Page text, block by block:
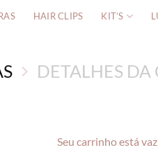
HAIR CLIPS KIT’S
DETALHES DA
Seu carrinho está